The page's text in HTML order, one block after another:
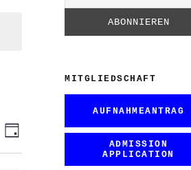
ANSICHTEN-
NAVIGATION
VERANSTALTUNG
ANSICHTEN-
Tag
MITGLIEDSCHAFT
AUFNAHMEANTRAG
ADMISSION
APPLICATION